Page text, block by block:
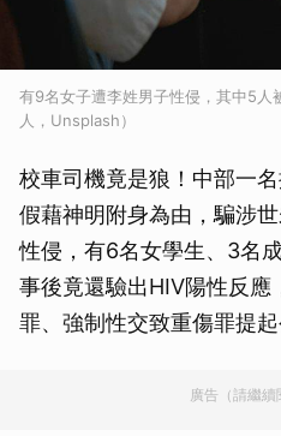
有9名女子遭李姓男子性侵，其中5人
人，Unsplash）
校車司機竟是狼！中部一
假藉神明附身為由，騙涉
性侵，有6名女學生、3名
事後竟還驗出HIV陽性反應
罪、強制性交致重傷罪提起
廣告（請繼續